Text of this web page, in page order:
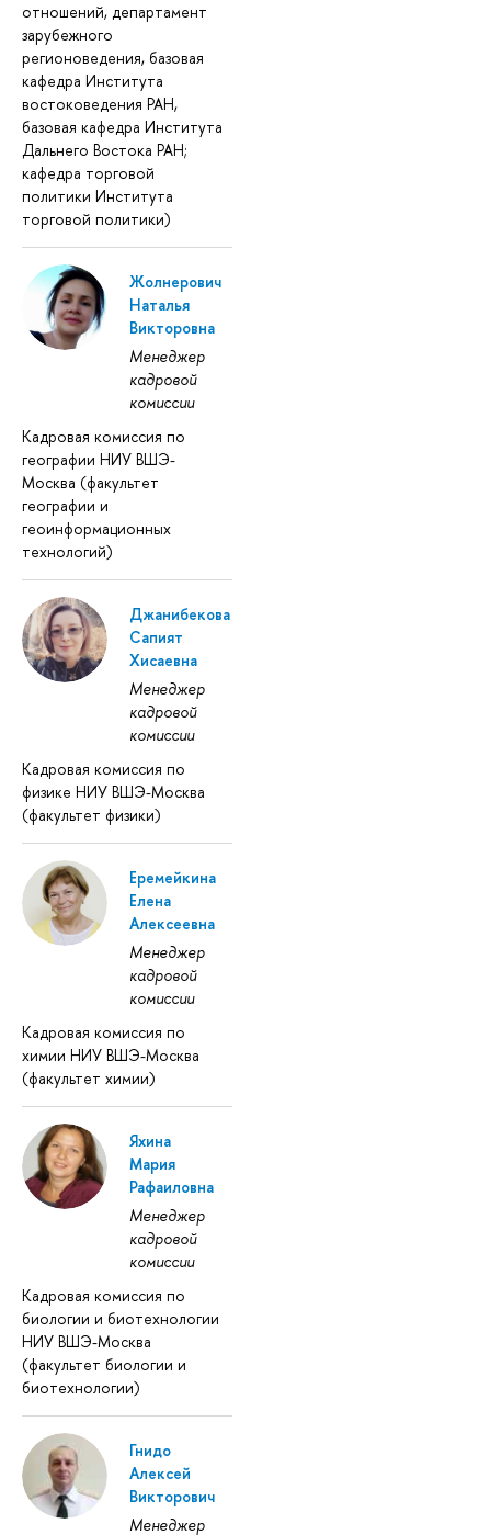
отношений, департамент
зарубежного
регионоведения, базовая
кафедра Института
востоковедения РАН,
базовая кафедра Института
Дальнего Востока РАН;
кафедра торговой
политики Института
торговой политики)
Жолнерович
Наталья
Викторовна
Менеджер
кадровой
комиссии
Кадровая комиссия по
географии НИУ ВШЭ-
Москва (факультет
географии и
геоинформационных
технологий)
Джанибекова
Сапият
Хисаевна
Менеджер
кадровой
комиссии
Кадровая комиссия по
физике НИУ ВШЭ-Москва
(факультет физики)
Еремейкина
Елена
Алексеевна
Менеджер
кадровой
комиссии
Кадровая комиссия по
химии НИУ ВШЭ-Москва
(факультет химии)
Яхина
Мария
Рафаиловна
Менеджер
кадровой
комиссии
Кадровая комиссия по
биологии и биотехнологии
НИУ ВШЭ-Москва
(факультет биологии и
биотехнологии)
Гнидо
Алексей
Викторович
Менеджер